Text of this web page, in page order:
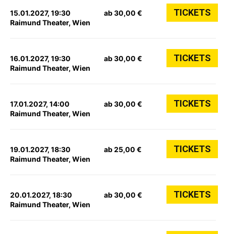
15.01.2027, 19:30
Raimund Theater, Wien
ab 30,00 € TICKETS
16.01.2027, 19:30
Raimund Theater, Wien
ab 30,00 € TICKETS
17.01.2027, 14:00
Raimund Theater, Wien
ab 30,00 € TICKETS
19.01.2027, 18:30
Raimund Theater, Wien
ab 25,00 € TICKETS
20.01.2027, 18:30
Raimund Theater, Wien
ab 30,00 € TICKETS